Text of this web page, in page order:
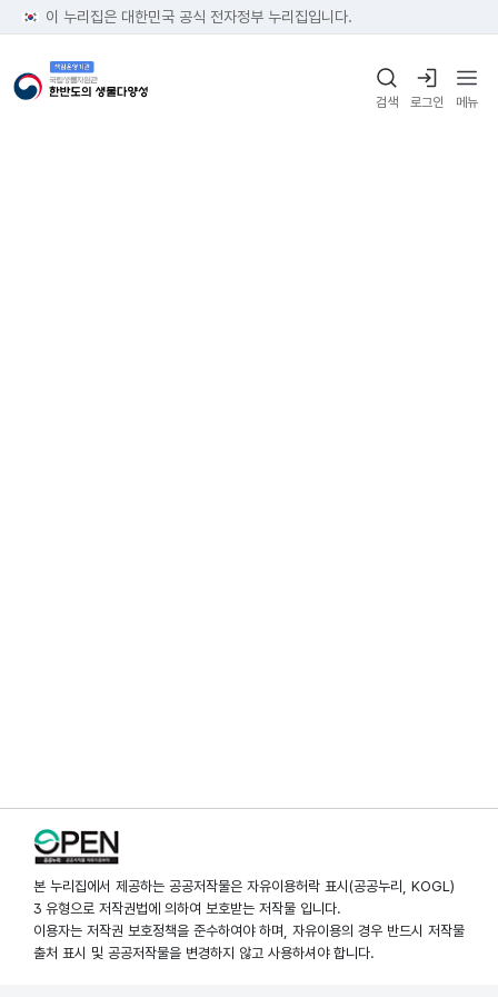
이 누리집은 대한민국 공식 전자정부 누리집입니다.
검색 로그인 메뉴
본 누리집에서 제공하는 공공저작물은 자유이용허락 표시(공공누리, KOGL)
3 유형으로 저작권법에 의하여 보호받는 저작물 입니다.
이용자는 저작권 보호정책을 준수하여야 하며, 자유이용의 경우 반드시 저작물
출처 표시 및 공공저작물을 변경하지 않고 사용하셔야 합니다.